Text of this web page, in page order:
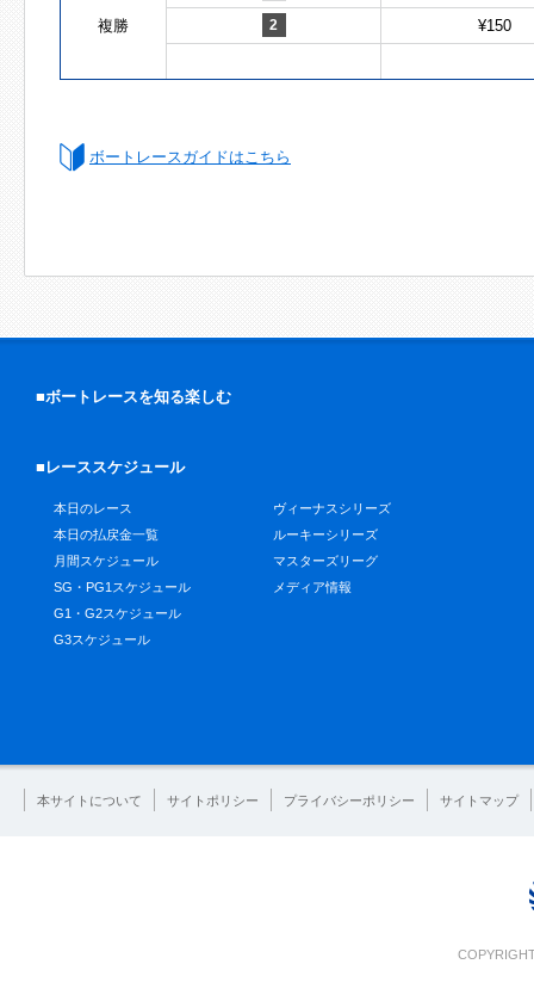
複勝 2 ¥150
ボートレースガイドはこちら
■ボートレースを知る楽しむ
■レーススケジュール
本日のレース
本日の払戻金一覧
月間スケジュール
SG・PG1スケジュール
G1・G2スケジュール
G3スケジュール
ヴィーナスシリーズ
ルーキーシリーズ
マスターズリーグ
メディア情報
本サイトについて サイトポリシー プライバシーポリシー サイトマップ